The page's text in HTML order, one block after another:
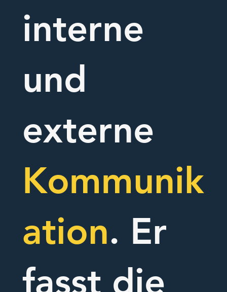
interne
und
externe
Kommunik
ation. Er
fasst die